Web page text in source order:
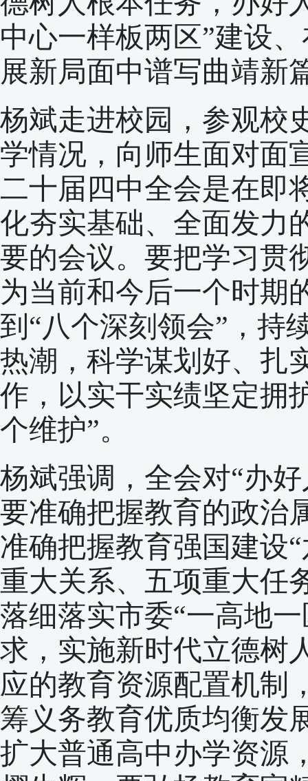
中心一样板两区”建设
展新局面中谱写曲靖新
杨斌走进校园，参观校
学情况，向师生面对面
二十届四中全会是在即
化夯实基础、全面发力
要的会议。要把学习贯
为当前和今后一个时期
到“八个深刻领会”，持
热潮，科学谋划好、扎
作，以实干实绩坚定拥
个维护”。
杨斌强调，全会对“办
要准确把握教育的政治
准确把握教育强国建设
重大关系、五项重大任
落细落实市委“一高地
求，实施新时代立德树
应的教育资源配置机制
筹义务教育优质均衡发
扩大普通高中办学资源